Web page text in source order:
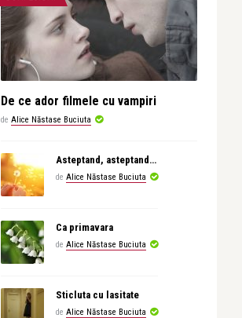
De ce ador filmele cu vampiri
de Alice Năstase Buciuta
Asteptand, asteptand…
de Alice Năstase Buciuta
Ca primavara
de Alice Năstase Buciuta
Sticluta cu lasitate
de Alice Năstase Buciuta